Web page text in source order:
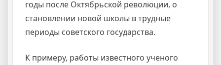
годы после Октябрьской революции, о
становлении новой школы в трудные
периоды советского государства.
К примеру, работы известного ученого